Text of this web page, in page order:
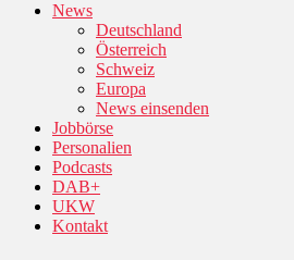
News
Deutschland
Österreich
Schweiz
Europa
News einsenden
Jobbörse
Personalien
Podcasts
DAB+
UKW
Kontakt